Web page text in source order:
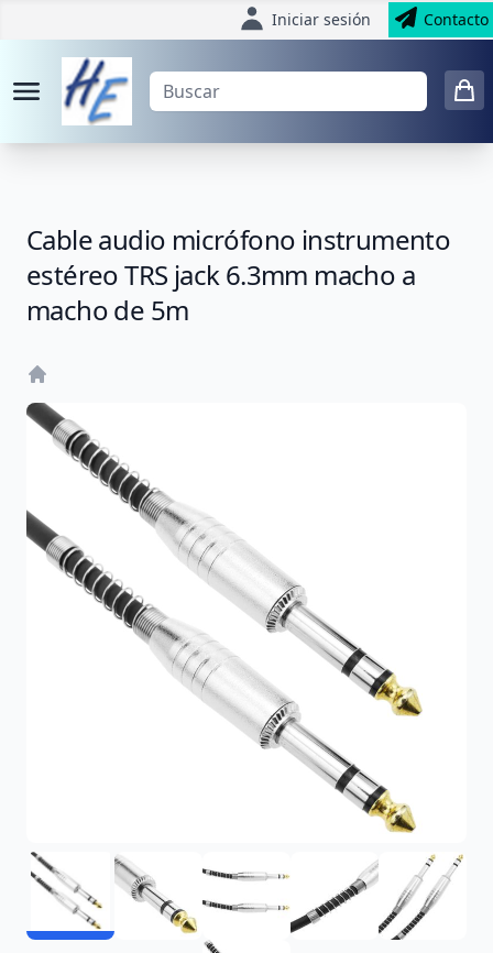
Iniciar sesión Contacto
Cable audio micrófono instrumento
estéreo TRS jack 6.3mm macho a
macho de 5m
Home